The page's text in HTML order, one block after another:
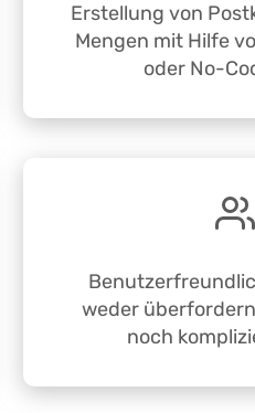
Erstellung von
Mengen mit Hilfe
oder No-
weder
noch